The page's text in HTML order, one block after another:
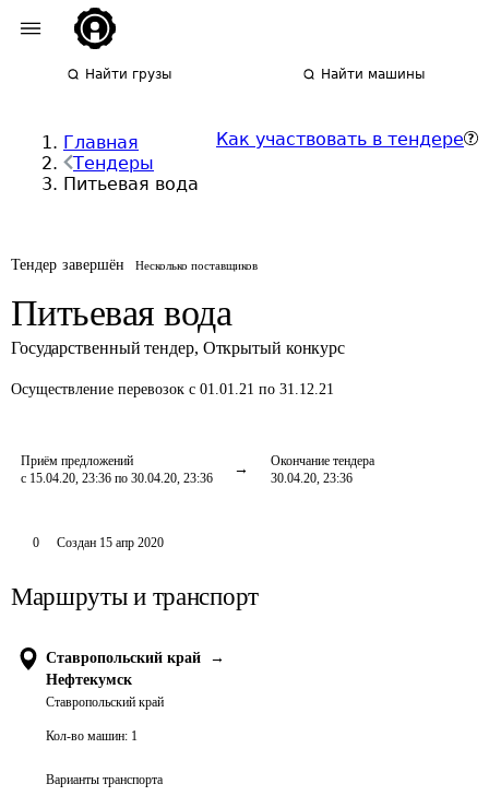
Найти грузы Найти машины
Главная
Тендеры
Питьевая вода
Как участвовать в тендере
Тендер завершён Несколько поставщиков
Питьевая вода
Государственный тендер, Открытый конкурс
Осуществление перевозок с 01.01.21 по 31.12.21
Приём предложений
с 15.04.20, 23:36 по 30.04.20, 23:36
Окончание тендера
30.04.20, 23:36
0 Создан 15 апр 2020
Маршруты и транспорт
Ставропольский край
→
Нефтекумск
Ставропольский край
Кол-во машин: 1
Варианты транспорта